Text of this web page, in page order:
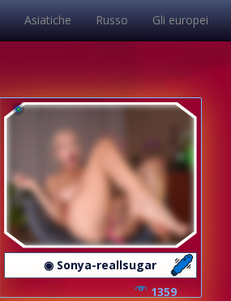
Asiatiche Russo Gli europei
◉ Sonya-reallsugar
1359